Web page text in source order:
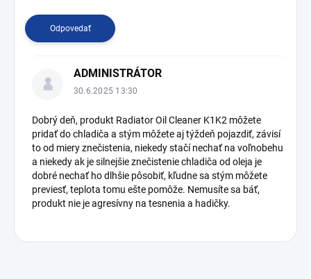
Odpovedať
ADMINISTRÁTOR
30.6.2025 13:30
Dobrý deň, produkt Radiator Oil Cleaner K1K2 môžete
pridať do chladiča a stým môžete aj týždeň pojazdiť, závisí
to od miery znečistenia, niekedy stačí nechať na voľnobehu
a niekedy ak je silnejšie znečistenie chladiča od oleja je
dobré nechať ho dlhšie pôsobiť, kľudne sa stým môžete
previesť, teplota tomu ešte pomôže. Nemusíte sa báť,
produkt nie je agresívny na tesnenia a hadičky.